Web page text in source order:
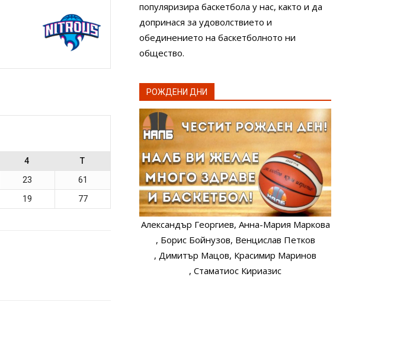
4
T
23
61
19 77
популяризира баскетбола у нас, както и да
допринася за удоволствието и
обединението на баскетболното ни
общество.
РОЖДЕНИ ДНИ
Александър Георгиев, Анна-Мария Маркова
, Борис Бойнузов, Венцислав Петков
, Димитър Мацов, Красимир Маринов
, Стаматиос Кириазис